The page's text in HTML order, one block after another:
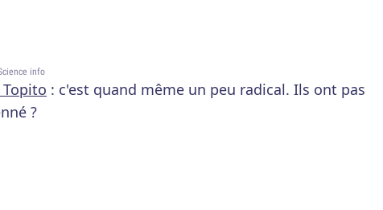
info
Topito : c'est quand même un peu radical. Ils ont pas
?